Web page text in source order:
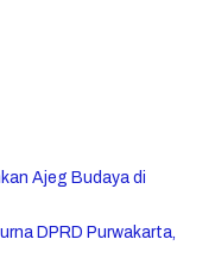
Ajeg Budaya di
DPRD Purwakarta,